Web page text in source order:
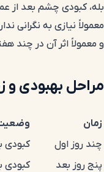
بله، کبودی چشم بعد از
معمولاً نیازی به نگرانی
و معمولاً اثر آن در چند
مراحل بهبودی
زمان
چند روز اول
کبودی
پنج روز بعد
کبودی